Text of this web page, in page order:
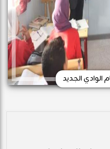
الوادي الجديد